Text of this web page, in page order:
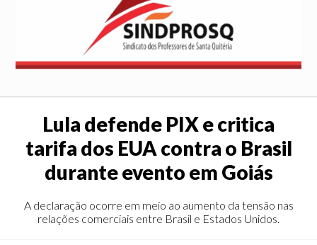
Lula defende PIX e critica
tarifa dos EUA contra o Brasil
durante evento em Goiás
A declaração ocorre em meio ao aumento da tensão nas
relações comerciais entre Brasil e Estados Unidos.